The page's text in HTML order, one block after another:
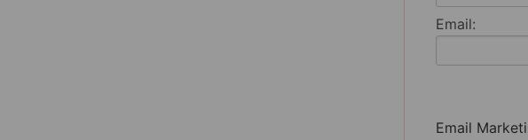
Email:
Email